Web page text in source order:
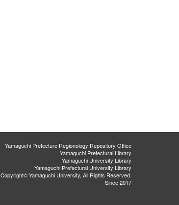
Yamaguchi Prefecture Regionology Repository Office
Yamaguchi Prefectural Library
Yamaguchi University Library
Yamaguchi Prefectural University Library
Copyright© Yamaguchi University, All Rights Reserved.
Since 2017